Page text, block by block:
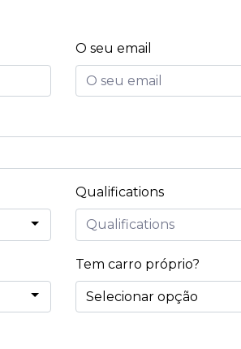
O seu email
Qualifications
Tem carro próprio?